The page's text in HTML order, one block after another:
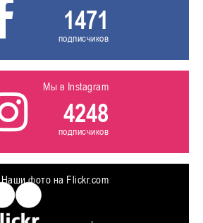
1471
подписчиков
Мы в Instagram
4248
подписчиков
Наши фото на Flickr.com